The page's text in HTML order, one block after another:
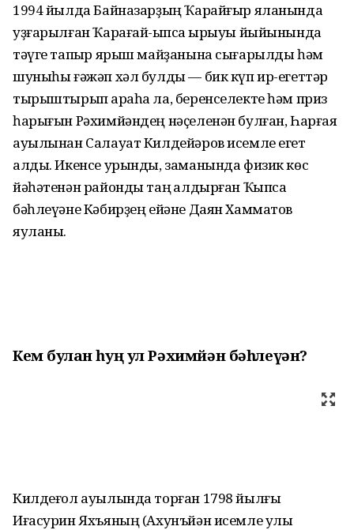
1994 йылда Байназарҙың Ҡарайғыр яланында
уҙғарылған Ҡарағай-ҡыпсаҡ ырыуы йыйынында
тәүге тапҡыр ярыш майҙанына сығарылды һәм
шуныһы ғәжәп хәл булды — бик күп ир-егеттәр
тырыштырып ҡараһа ла, беренселекте һәм приз
һарығын Рәхимйәндең нәҫеленән булған, Һарғая
ауылынан Салауат Килдейәров исемле егет
алды. Икенсе урынды, заманында физик көс
йәһәтенән районды таң ҡалдырған Ҡыпсаҡ
бәһлеүәне Кәбирҙең ейәне Даян Хамматов
яуланы.
Кем булған һуң ул Рәхимйән бәһлеүән?
Килдеғол ауылында торған 1798 йылғы
Иғасурин Яхъяның (Ахунъйән исемле улы